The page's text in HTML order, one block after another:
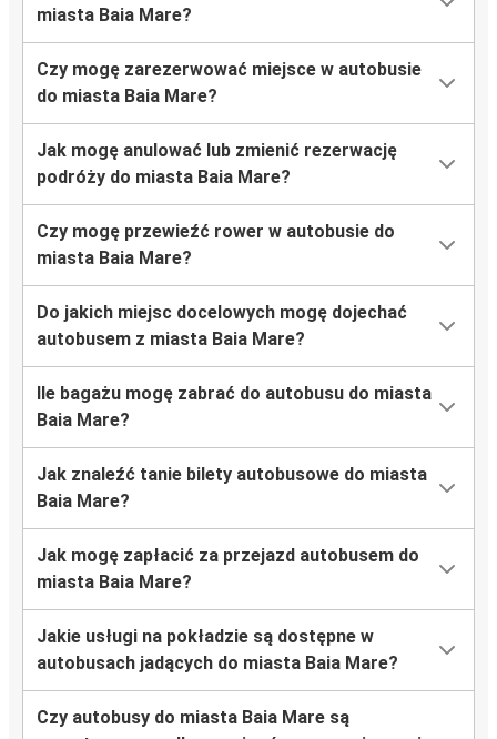
miasta Baia Mare?
Czy mogę zarezerwować miejsce w autobusie
do miasta Baia Mare?
Jak mogę anulować lub zmienić rezerwację
podróży do miasta Baia Mare?
Czy mogę przewieźć rower w autobusie do
miasta Baia Mare?
Do jakich miejsc docelowych mogę dojechać
autobusem z miasta Baia Mare?
Ile bagażu mogę zabrać do autobusu do miasta
Baia Mare?
Jak znaleźć tanie bilety autobusowe do miasta
Baia Mare?
Jak mogę zapłacić za przejazd autobusem do
miasta Baia Mare?
Jakie usługi na pokładzie są dostępne w
autobusach jadących do miasta Baia Mare?
Czy autobusy do miasta Baia Mare są